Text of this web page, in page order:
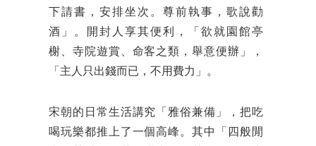
下請書，安排坐次。尊前執事，歌說勸
酒」。開封人享其便利，「欲就園館亭
榭、寺院遊賞、命客之類，舉意便辦」，
「主人只出錢而已，不用費力」。
宋朝的日常生活講究「雅俗兼備」，把吃
喝玩樂都推上了一個高峰。其中「四般閒